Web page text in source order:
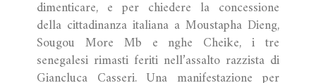
dimenticare, e per chiedere la concessione
della cittadinanza italiana a Moustapha Dieng,
Sougou More Mb e nghe Cheike, i tre
senegalesi rimasti feriti nell’assalto razzista di
Giancluca Casseri. Una manifestazione per